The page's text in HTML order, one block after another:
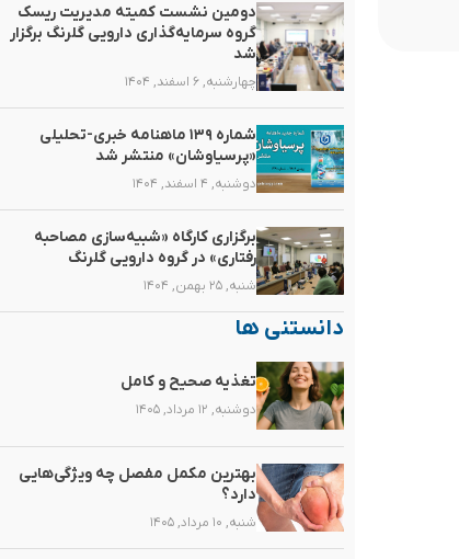
دومین نشست کمیته مدیریت ریسک
گروه سرمایه‌گذاری دارویی گلرنگ برگزار
شد
چهارشنبه, ۶ اسفند, ۱۴۰۴
شماره ۱۳۹ ماهنامه خبری-تحلیلی
«پرسیاوشان» منتشر شد
دوشنبه, ۴ اسفند, ۱۴۰۴
برگزاری کارگاه «شبیه‌سازی مصاحبه
رفتاری» در گروه دارویی گلرنگ
شنبه, ۲۵ بهمن, ۱۴۰۴
دانستنی ها
تغذیه صحیح و کامل
دوشنبه, ۱۲ مرداد, ۱۴۰۵
بهترین مکمل مفصل چه ویژگی‌هایی
دارد؟
شنبه, ۱۰ مرداد, ۱۴۰۵